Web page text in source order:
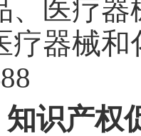
、医疗
疗器械
知识产